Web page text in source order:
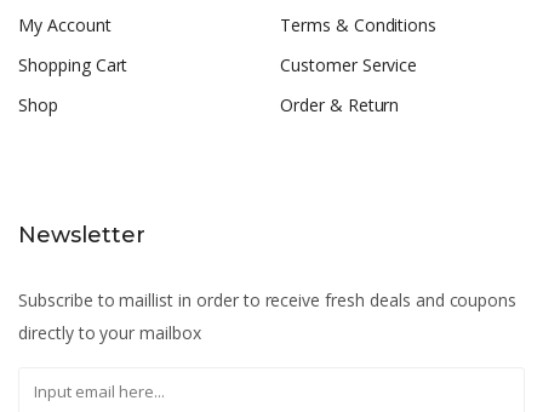
My Account
Shopping Cart
Shop
Terms & Conditions
Customer Service
Order & Return
Newsletter
Subscribe to maillist in order to receive fresh deals and coupons
directly to your mailbox